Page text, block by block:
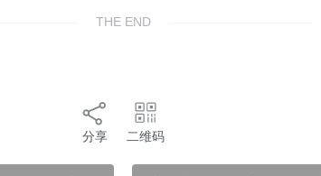
THE END
分享 二维码